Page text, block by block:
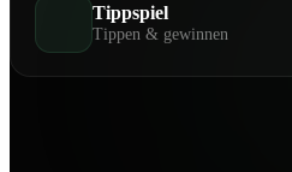
Tippspiel
Tippen & gewinnen